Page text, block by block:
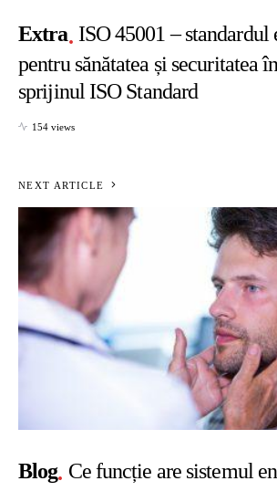
Extra ISO 45001 – standardul
pentru sănătatea și securitatea
sprijinul ISO Standard
154 views
NEXT ARTICLE
Blog Ce funcție are sistemul